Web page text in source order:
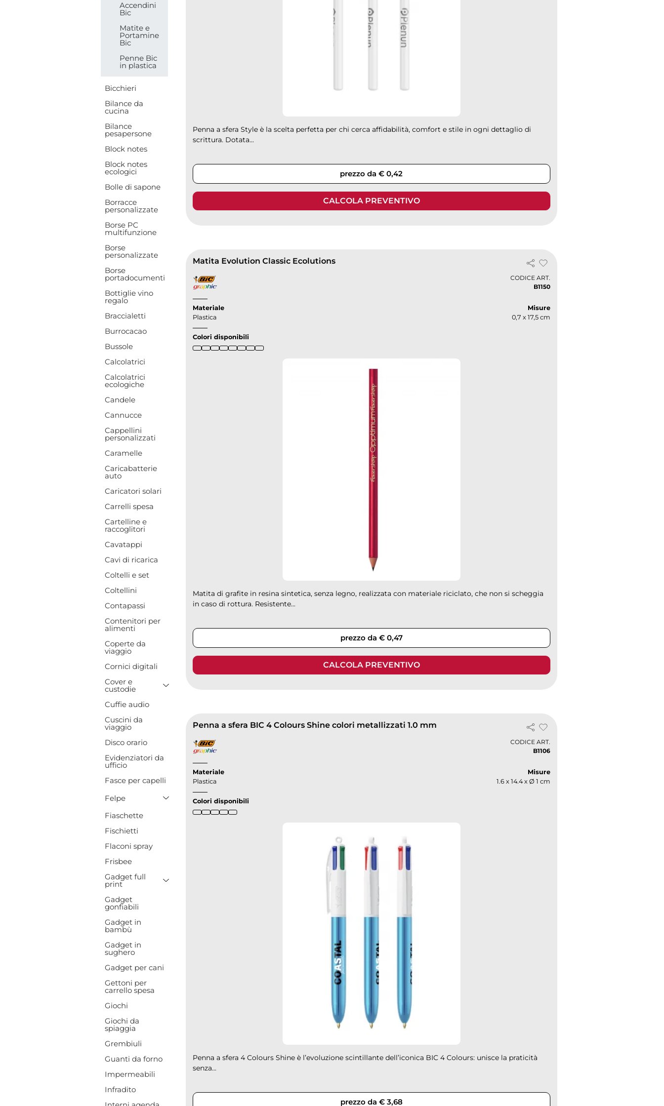
Accendini
Bic
Matite e
Portamine
Bic
Penne Bic
in plastica
Bicchieri
Bilance da
cucina
Bilance
pesapersone
Block notes
Block notes
ecologici
Bolle di sapone
Borracce
personalizzate
Borse PC
multifunzione
Borse
personalizzate
Borse
portadocumenti
Bottiglie vino
regalo
Braccialetti
Burrocacao
Bussole
Calcolatrici
Calcolatrici
ecologiche
Candele
Cannucce
Cappellini
personalizzati
Caramelle
Caricabatterie
auto
Caricatori solari
Carrelli spesa
Cartelline e
raccoglitori
Cavatappi
Cavi di ricarica
Coltelli e set
Coltellini
Contapassi
Contenitori per
alimenti
Coperte da
viaggio
Cornici digitali
Cover e
custodie
Toggle Dropdown
Cuffie audio
Cuscini da
viaggio
Disco orario
Evidenziatori da
ufficio
Fasce per capelli
Felpe
Toggle Dropdown
Fiaschette
Fischietti
Flaconi spray
Frisbee
Gadget full
print
Toggle Dropdown
Gadget
gonfiabili
Gadget in
bambù
Gadget in
sughero
Gadget per cani
Gettoni per
carrello spesa
Giochi
Giochi da
spiaggia
Grembiuli
Guanti da forno
Impermeabili
Infradito
Penna a sfera Style è la scelta perfetta per chi cerca affidabilità, comfort e stile in ogni dettaglio di
scrittura. Dotata...
prezzo da € 0,42
CALCOLA PREVENTIVO
Matita Evolution Classic Ecolutions
CODICE ART.
B1150
Materiale
Plastica
Misure
0,7 x 17,5 cm
Colori disponibili
Matita di grafite in resina sintetica, senza legno, realizzata con materiale riciclato, che non si scheggia
in caso di rottura. Resistente...
prezzo da € 0,47
CALCOLA PREVENTIVO
Penna a sfera BIC 4 Colours Shine colori metallizzati 1.0 mm
CODICE ART.
B1106
Materiale
Plastica
Misure
1.6 x 14.4 x Ø 1 cm
Colori disponibili
Penna a sfera 4 Colours Shine è l’evoluzione scintillante dell’iconica BIC 4 Colours: unisce la praticità
senza...
prezzo da € 3,68